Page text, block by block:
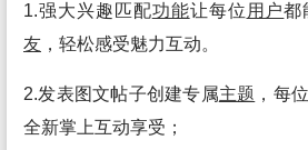
1.强大兴趣匹配功能让每位 用户都
友 ，轻松感受魅力互动。
2.发表图文帖子创建专属主题 ，每位
全新掌上互动享受；